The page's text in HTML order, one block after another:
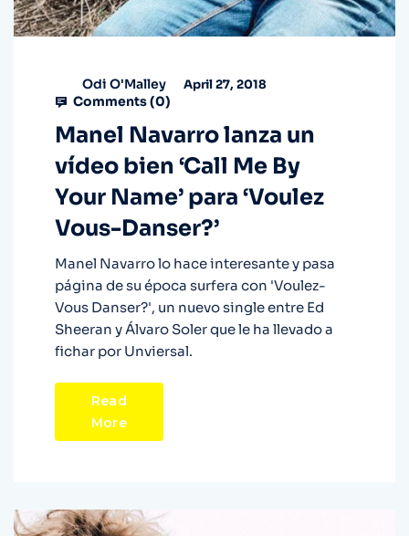
Odi O'Malley April 27, 2018
Comments (0)
Manel Navarro lanza un
vídeo bien ‘Call Me By
Your Name’ para ‘Voulez
Vous-Danser?’
Manel Navarro lo hace interesante y pasa
página de su época surfera con 'Voulez-
Vous Danser?', un nuevo single entre Ed
Sheeran y Álvaro Soler que le ha llevado a
fichar por Unviersal.
Read
More